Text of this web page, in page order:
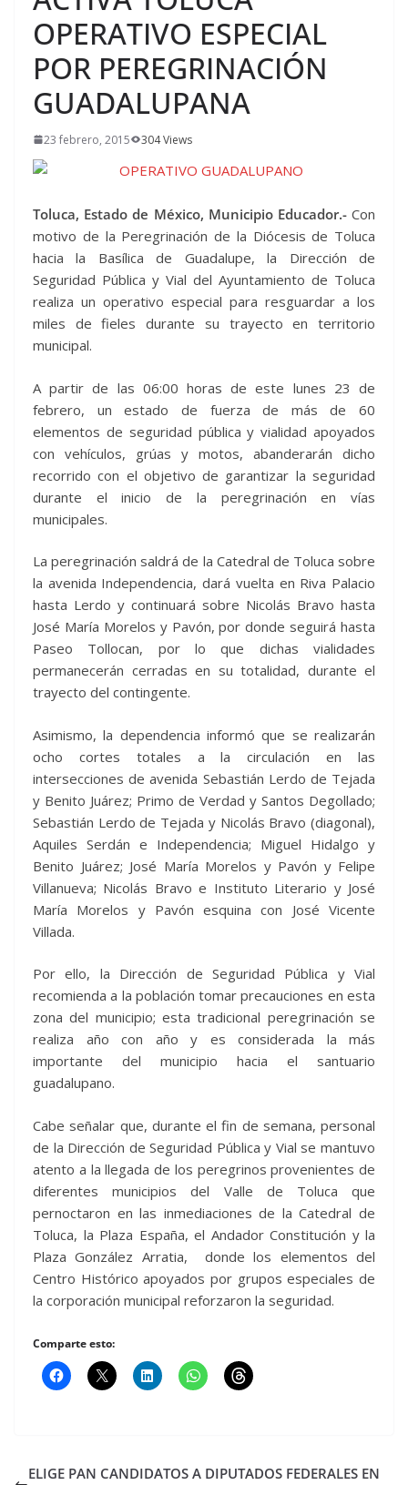
OPERATIVO ESPECIAL
POR PEREGRINACIÓN
GUADALUPANA
23 febrero, 2015 304 Views
Toluca, Estado de México, Municipio Educador.- Con
motivo de la Peregrinación de la Diócesis de Toluca
hacia la Basílica de Guadalupe, la Dirección de
Seguridad Pública y Vial del Ayuntamiento de Toluca
realiza un operativo especial para resguardar a los
miles de fieles durante su trayecto en territorio
municipal.
A partir de las 06:00 horas de este lunes 23 de
febrero, un estado de fuerza de más de 60
elementos de seguridad pública y vialidad apoyados
con vehículos, grúas y motos, abanderarán dicho
recorrido con el objetivo de garantizar la seguridad
durante el inicio de la peregrinación en vías
municipales.
La peregrinación saldrá de la Catedral de Toluca sobre
la avenida Independencia, dará vuelta en Riva Palacio
hasta Lerdo y continuará sobre Nicolás Bravo hasta
José María Morelos y Pavón, por donde seguirá hasta
Paseo Tollocan, por lo que dichas vialidades
permanecerán cerradas en su totalidad, durante el
trayecto del contingente.
Asimismo, la dependencia informó que se realizarán
ocho cortes totales a la circulación en las
intersecciones de avenida Sebastián Lerdo de Tejada
y Benito Juárez; Primo de Verdad y Santos Degollado;
Sebastián Lerdo de Tejada y Nicolás Bravo (diagonal),
Aquiles Serdán e Independencia; Miguel Hidalgo y
Benito Juárez; José María Morelos y Pavón y Felipe
Villanueva; Nicolás Bravo e Instituto Literario y José
María Morelos y Pavón esquina con José Vicente
Villada.
Por ello, la Dirección de Seguridad Pública y Vial
recomienda a la población tomar precauciones en esta
zona del municipio; esta tradicional peregrinación se
realiza año con año y es considerada la más
importante del municipio hacia el santuario
guadalupano.
Cabe señalar que, durante el fin de semana, personal
de la Dirección de Seguridad Pública y Vial se mantuvo
atento a la llegada de los peregrinos provenientes de
diferentes municipios del Valle de Toluca que
pernoctaron en las inmediaciones de la Catedral de
Toluca, la Plaza España, el Andador Constitución y la
Plaza González Arratia, donde los elementos del
Centro Histórico apoyados por grupos especiales de
la corporación municipal reforzaron la seguridad.
Comparte esto:
ELIGE PAN CANDIDATOS A DIPUTADOS FEDERALES EN